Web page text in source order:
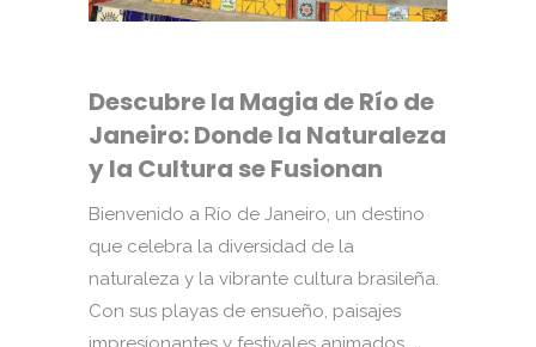
Descubre la Magia de Río de
Janeiro: Donde la Naturaleza
y la Cultura se Fusionan
Bienvenido a Río de Janeiro, un destino
que celebra la diversidad de la
naturaleza y la vibrante cultura brasileña.
Con sus playas de ensueño, paisajes